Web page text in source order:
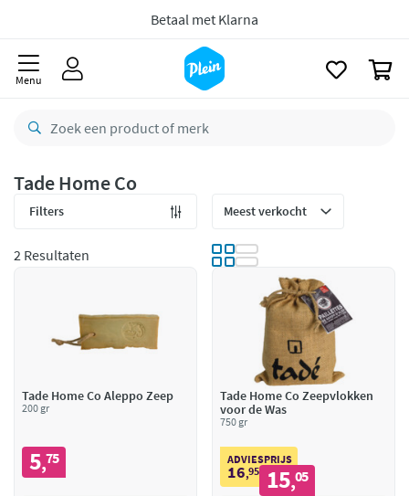
CO2 neutraal
Betaal met Klarna
Menu
Tade Home Co
Filters
2 Resultaten
Tade Home Co Aleppo Zeep
200 gr
5,75
Tade Home Co Zeepvlokken
voor de Was
750 gr
ADVIESPRIJS
16,95 15,05